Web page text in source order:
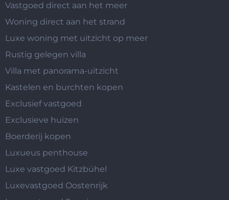
Vastgoed direct aan het meer
Woning direct aan het strand
Luxe woning met uitzicht op meer
Rustig gelegen villa
Villa met panorama-uitzicht
Kastelen en burchten kopen
Exclusief vastgoed
Exclusieve huizen
Boerderij kopen
Luxueus penthouse
Luxe vastgoed Kitzbühel
Luxevastgoed Oostenrijk